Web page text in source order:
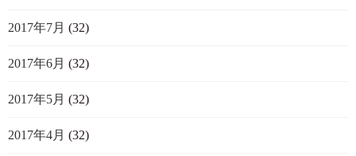
2017年7月 (32)
2017年6月 (32)
2017年5月 (32)
2017年4月 (32)